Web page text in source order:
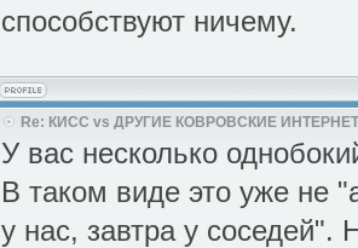
способствуют ничему.
Re: КИСС vs ДРУГИЕ КОВРОВСКИЕ
У вас несколько
В таком виде это уже не
у нас, завтра у